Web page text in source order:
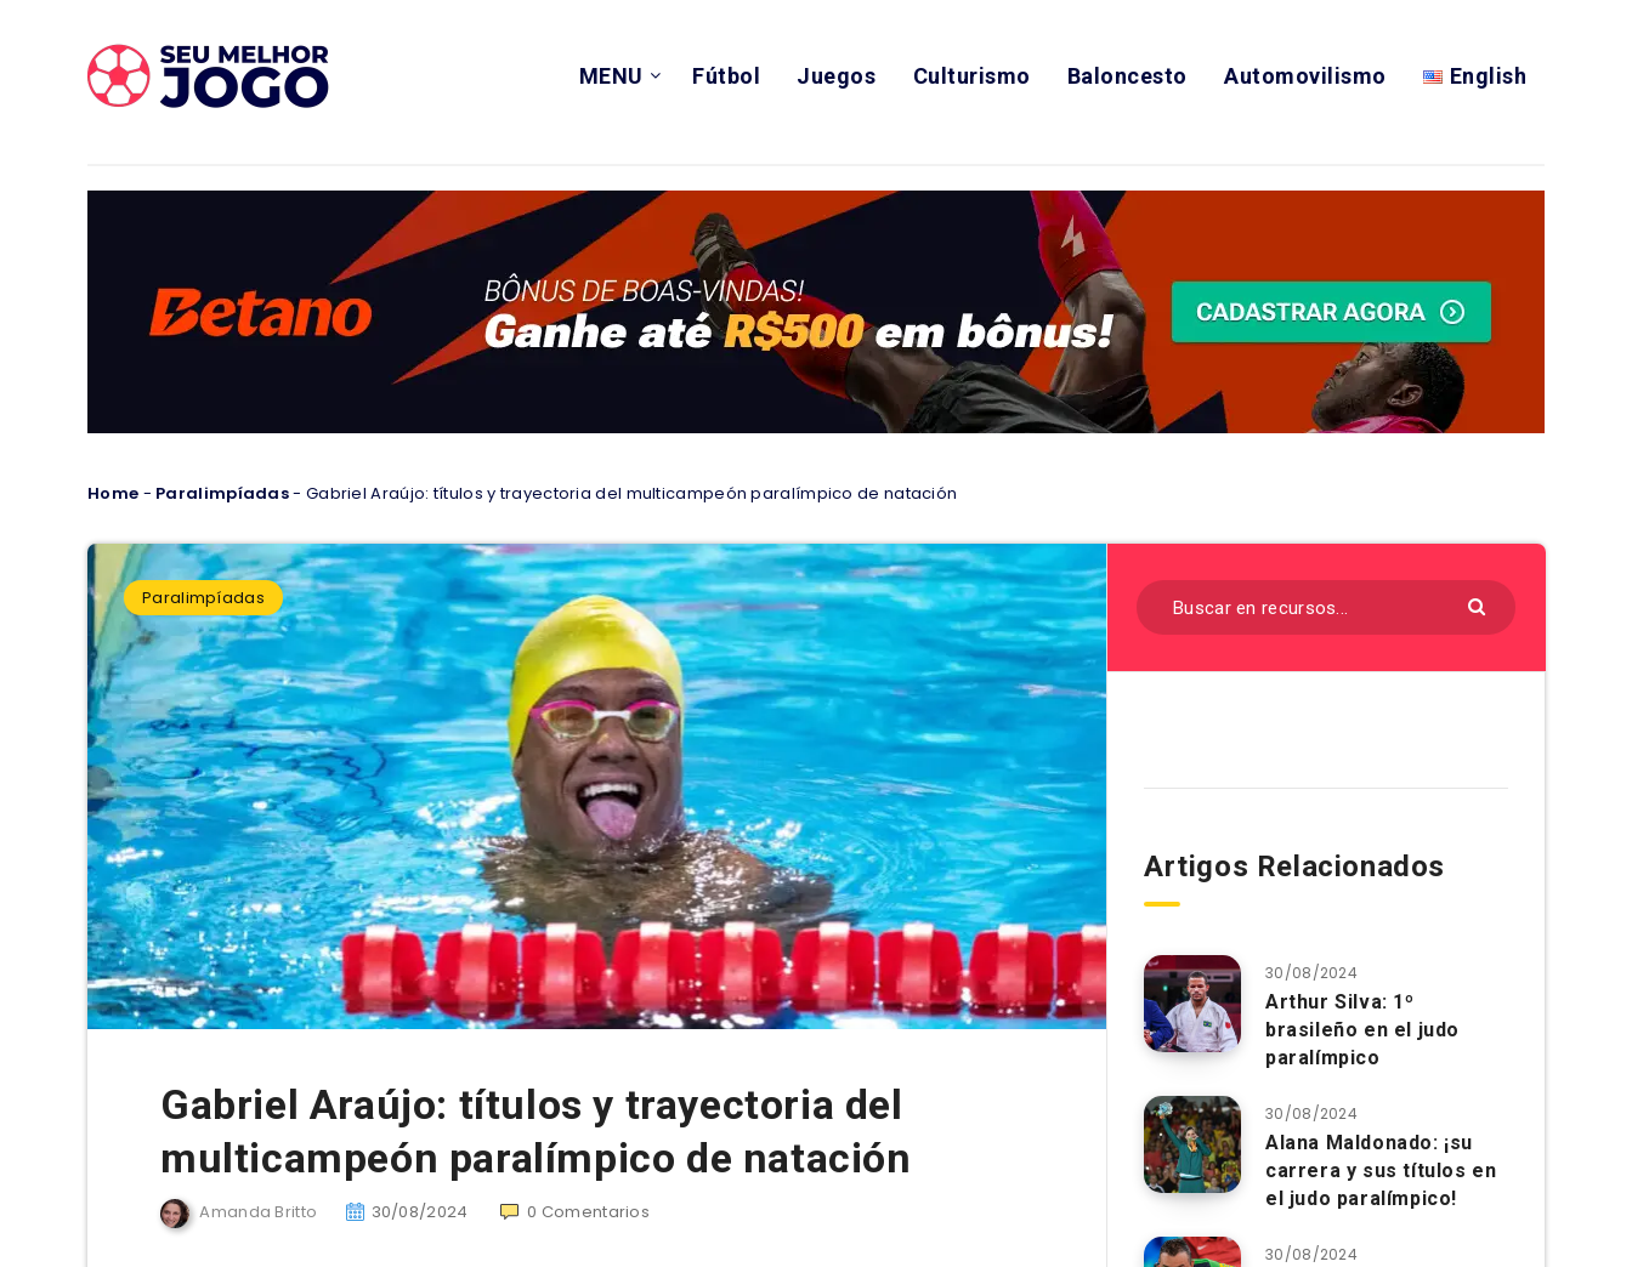
MENU Fútbol Juegos Culturismo Baloncesto Automovilismo English
Home - Paralimpíadas- Gabriel Araújo: títulos y trayectoria del multicampeón paralímpico de natación
Paralimpíadas
Gabriel Araújo: títulos y trayectoria del
multicampeón paralímpico de natación
Amanda Britto 30/08/2024 0 Comentarios
Artigos Relacionados
30/08/2024
Arthur Silva: 1º
brasileño en el judo
paralímpico
30/08/2024
Alana Maldonado: ¡su
carrera y sus títulos en
el judo paralímpico!
30/08/2024